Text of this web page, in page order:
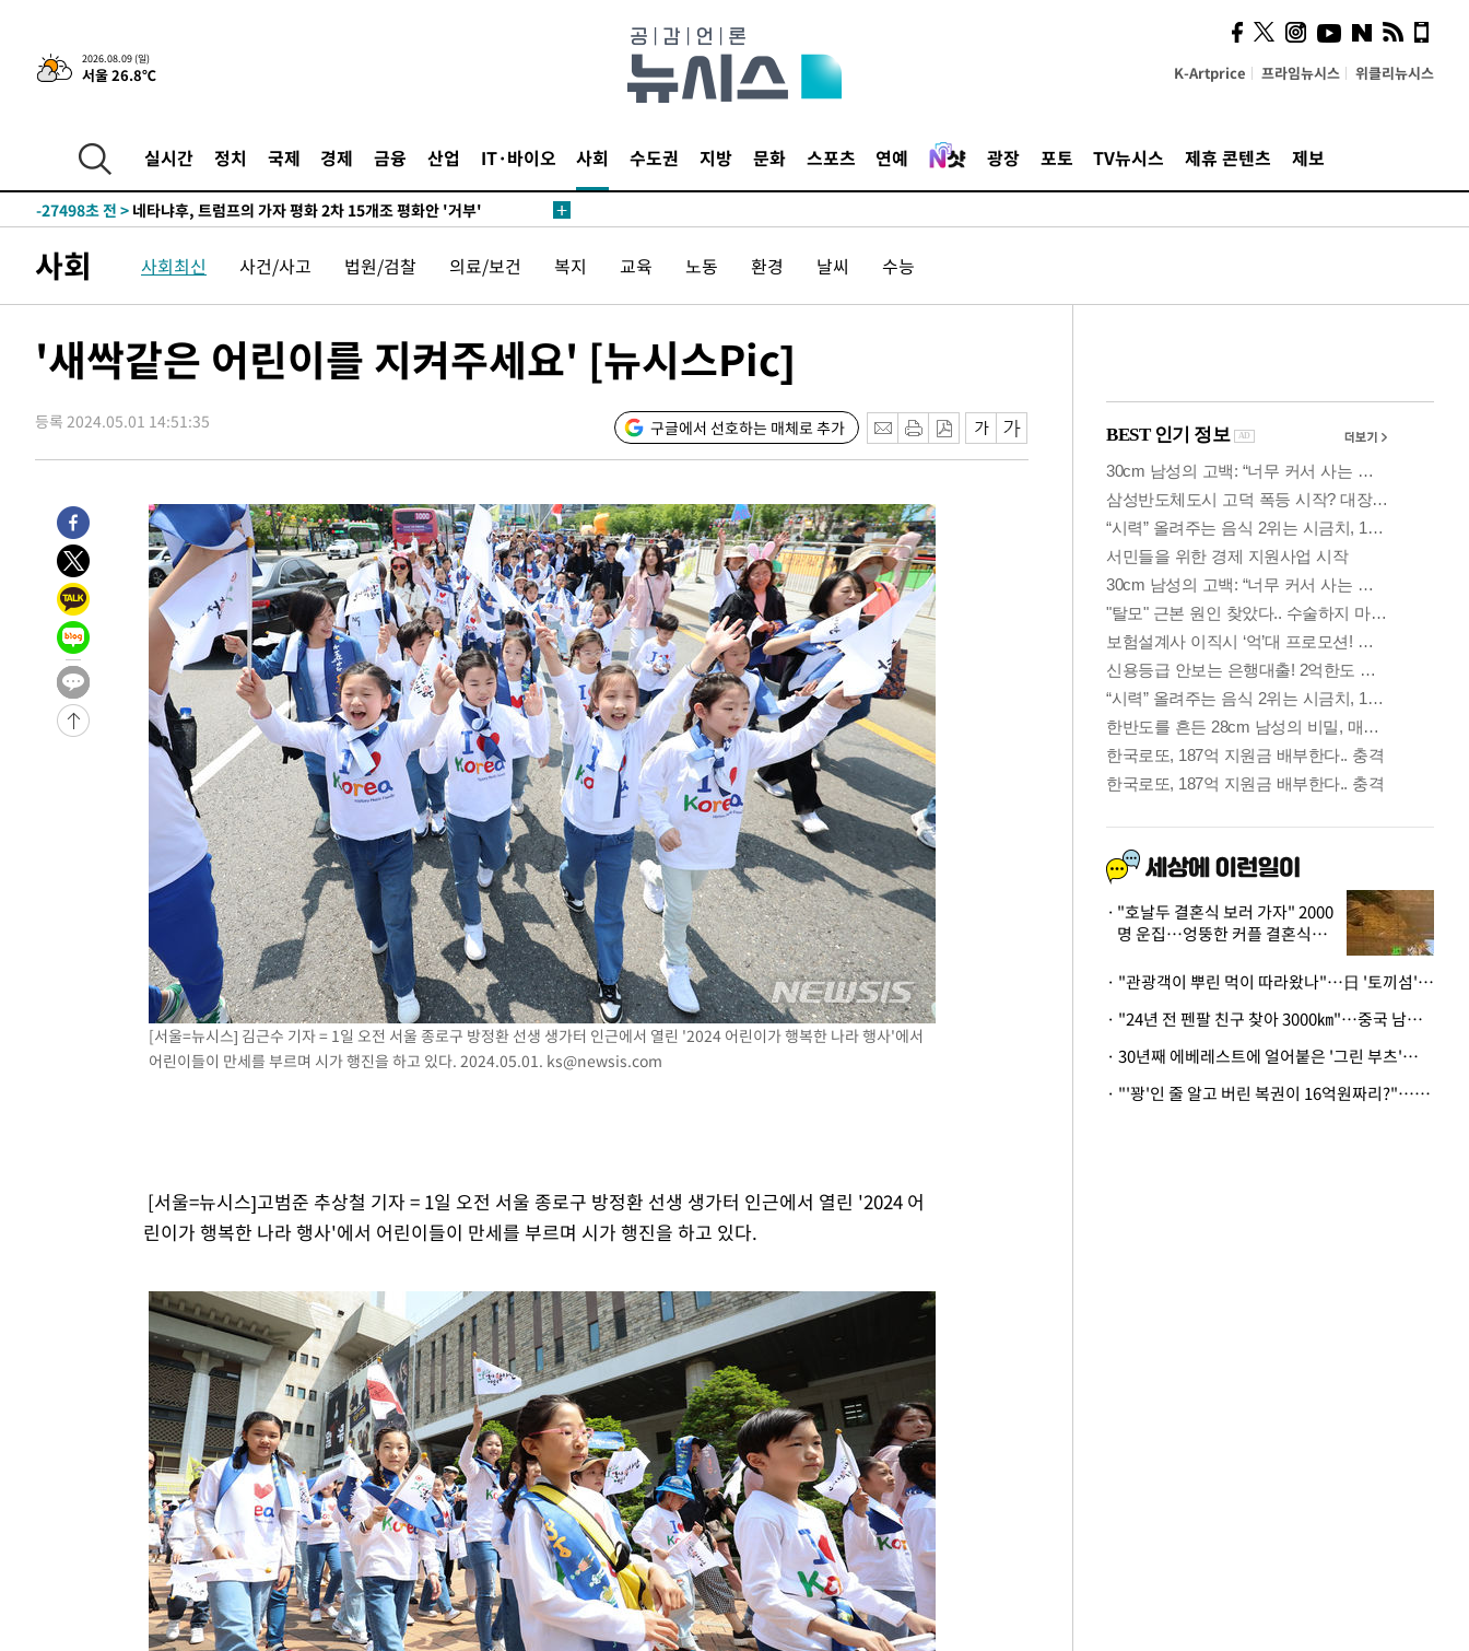
2026.08.09 (일)
서울 26.8℃ K-Artprice 프라임뉴시스 위클리뉴시스
실시간 정치 국제 경제 금융 산업 IT·바이오 사회 수도권 지방 문화 스포츠 연예 광장 포토 TV뉴시스 제휴 콘텐츠 제보
3시간 전 >'여긴 20도, 저긴 50도'…열화상 카메라로 본 폭염 저감시설 '온도차'
-32193초 전 >'AT마드리드 7번' 이강인 데뷔전…맨시티에 1-3 역전패(종합)
-29434초 전 >
[속보]'AT마드리드 7번' 이강인, 맨시티 상대로 비공식 데뷔전
-27498초 전 >
-24094초 전 > 이강인 ATM 입단식에 '상암벌 들썩'…"세계적인 선수 되길"
-20436초 전 >
AT마드리드 데뷔 앞둔 이강인, 맨시티전 선발 대신 '벤치 시작'
-19066초 전 >[속보]與 강원·TK 당원투표 합산 김민석 48.54%로 승리…정청래
44.53%
-18240초 전 >[속보]與전대 권리당원투표…강원·경북 김민석, 대구 정청래 승리
45.71%
-17949초 전 >[속보]與 당대표 경선, 대구 권리당원 투표 정청래 47.82%·김민석
-17746초 전 >[속보]與 당대표 경선, 강원 권리당원 투표 김민석 승리…50.30%
-8306초 전 >
[속보]장은수, KLPGA 제주삼다수 역전 우승…데뷔 10년 차에 첫 정
-3671초 전 >
"얼마나 더웠으면"…안동 물길공원서 헤엄친 구렁이 '소동'
-3598초 전 >
손흥민, 68분 뛰고 2경기 침묵…LAFC, 톨루카에 1-0 승리(종합)
-2870초 전 >
'2경기 연속 침묵' 손흥민, 톨루카전 68분만 뛰고 슈팅 0개
-1622초 전 >
이강인, 오늘 서울서 AT마드리드 입단식…'전례 없는 특급대우'
3시간 전 >
'여긴 20도, 저긴 50도'…열화상 카메라로 본 폭염 저감시설 '온도차'
-32193초 전 >
'AT마드리드 7번' 이강인 데뷔전…맨시티에 1-3 역전패(종합)
-29932초 전 >
'AT마드리드 7번' 이강인, 맨시티 상대로 비공식 데뷔전
[속보]'AT마드리드 7번' 이강인, 맨시티 상대로 비공식 데뷔전
네타냐후, 트럼프의 가자 평화 2차 15개조 평화안 '거부'
이강인 ATM 입단식에 '상암벌 들썩'…"세계적인 선수 되길"
태풍 돌핀, 중 저장성 타이저우시 해안에 상륙 (1보)
AT마드리드 데뷔 앞둔 이강인, 맨시티전 선발 대신 '벤치 시작'
[속보]與 강원·TK 당원투표 합산 김민석 48.54%로 승리…정청래
與 강원·TK 당원투표 합산 김민석 46.01%로 승리…정청래
[속보]與전대 권리당원투표…강원·경북 김민석, 대구 정청래 승리
[속보]與 당대표 경선, 경북 권리당원 투표 김민석 47.37%·정청래
[속보]與 당대표 경선, 대구 권리당원 투표 정청래 47.82%·김민석
[속보]與 당대표 경선, 강원 권리당원 투표 김민석 승리…50.30%
손흥민, 68분 뛰고 2경기 침묵…LAFC, 톨루카에 1-0 승리(종합)
'2경기 연속 침묵' 손흥민, 톨루카전 68분만 뛰고 슈팅 0개
사회 사회최신 사건/사고 법원/검찰 의료/보건 복지 교육 노동 환경 날씨 수능
'새싹같은 어린이를 지켜주세요' [뉴시스Pic]
등록 2024.05.01 14:51:35 구글에서 선호하는 매체로 추가
[서울=뉴시스] 김근수 기자 = 1일 오전 서울 종로구 방정환 선생 생가터 인근에서 열린 '2024 어린이가 행복한 나라 행사'에서
어린이들이 만세를 부르며 시가 행진을 하고 있다. 2024.05.01. ks@newsis.com
[서울=뉴시스]고범준 추상철 기자 = 1일 오전 서울 종로구 방정환 선생 생가터 인근에서 열린 '2024 어
린이가 행복한 나라 행사'에서 어린이들이 만세를 부르며 시가 행진을 하고 있다.
사이 해답 찾았죠"…알을
깨고 나온 '초자아'
"호날두 결혼식 보러 가자" 2000
명 운집…엉뚱한 커플 결혼식에
· "관광객이 뿌린 먹이 따라왔나"…日 '토끼섬' 멧돼지, 토끼까지 사냥
· "24년 전 펜팔 친구 찾아 3000㎞"…중국 남성 사연에 '뭉클'
· 30년째 에베레스트에 얼어붙은 '그린 부츠'…드디어 가족 품으로
· "'꽝'인 줄 알고 버린 복권이 16억원짜리?"…극적으로 되찾은 사연